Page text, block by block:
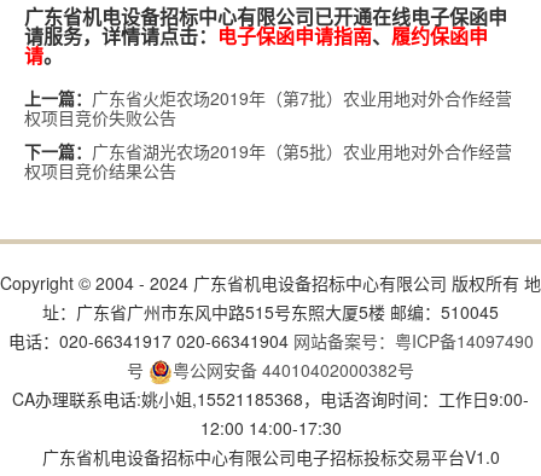
广东省机电设备招标中心有限公司已开通在线电子保函申
请服务，详情请点击： 电子保函申请指南、履约保函申
请。
上一篇： 广东省火炬农场2019年（第7批）农业用地对外合作经营
权项目竞价失败公告
下一篇： 广东省湖光农场2019年（第5批）农业用地对外合作经营
权项目竞价结果公告
Copyright © 2004 - 2024 广东省机电设备招标中心有限公司 版权所有 地
址：广东省广州市东风中路515号东照大厦5楼 邮编：510045
电话：020-66341917 020-66341904 网站备案号：粤ICP备14097490
号
粤公网安备 44010402000382号
CA办理联系电话:姚小姐,15521185368，电话咨询时间：工作日9:00-
12:00 14:00-17:30
广东省机电设备招标中心有限公司电子招标投标交易平台V1.0